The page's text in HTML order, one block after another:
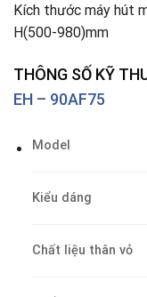
Kích thước máy hút
H(500-980)mm
THÔNG SỐ KỸ
EH – 90AF75
Model
Kiểu dáng
Chất liệu thân vỏ